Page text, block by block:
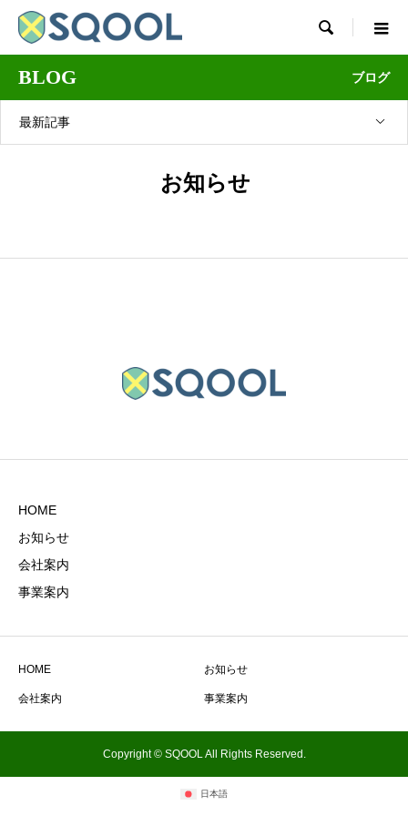

BLOG ブログ
最新記事
お知らせ
HOME
お知らせ
会社案内
事業案内
HOME お知らせ
会社案内 事業案内
Copyright © SQOOL All Rights Reserved.
日本語